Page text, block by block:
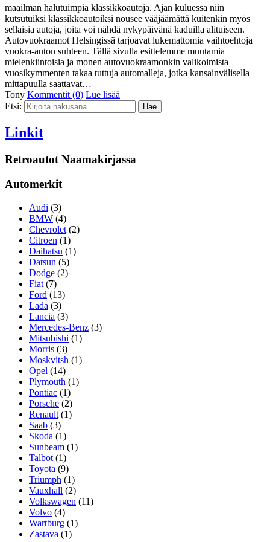
maailman halutuimpia klassikkoautoja. Ajan kuluessa niin
kutsutuiksi klassikkoautoiksi nousee vääjäämättä kuitenkin myös
sellaisia autoja, joita voi nähdä nykypäivänä kaduilla alituiseen.
Autovuokraamot Helsingissä tarjoavat lukemattomia vaihtoehtoja
vuokra-auton suhteen. Tällä sivulla esittelemme muutamia
mielenkiintoisia ja monen autovuokraamonkin valikoimista
vuosikymmenten takaa tuttuja automalleja, jotka kansainvälisella
mittapuulla saattavat…
Tony Kommentit (0) Lue lisää
Etsi:
Linkit
Retroautot Naamakirjassa
Automerkit
Audi (3)
BMW (4)
Chevrolet (2)
Citroen (1)
Daihatsu (1)
Datsun (5)
Dodge (2)
Fiat (7)
Ford (13)
Lada (3)
Lancia (3)
Mercedes-Benz (3)
Mitsubishi (1)
Morris (3)
Moskvitsh (1)
Opel (14)
Plymouth (1)
Pontiac (1)
Porsche (2)
Renault (1)
Saab (3)
Skoda (1)
Sunbeam (1)
Talbot (1)
Toyota (9)
Triumph (1)
Vauxhall (2)
Volkswagen (11)
Volvo (4)
Wartburg (1)
Zastava (1)